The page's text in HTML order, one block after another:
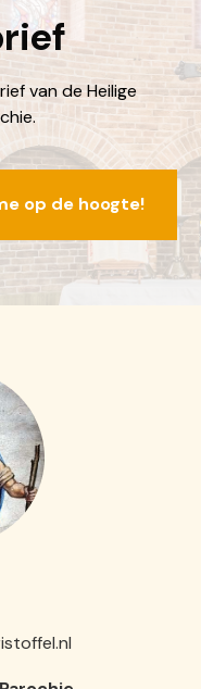
van de Heilige